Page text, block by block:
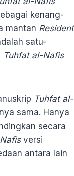
kenang-
mantan Resident
satu-
Tuhfat al-Nafis
Tuhfat al-
sama. Hanya
secara
versi
antara lain